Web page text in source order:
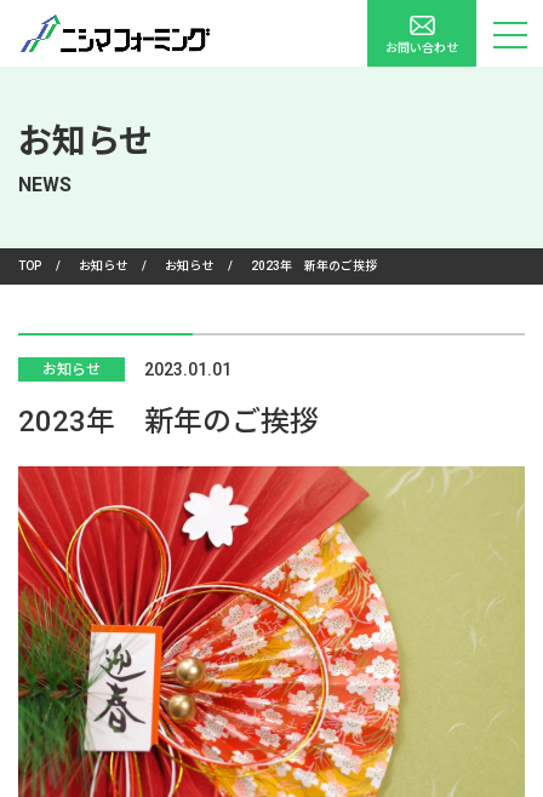
お問い合わせ
お知らせ
NEWS
TOP / お知らせ / お知らせ / 2023年 新年のご挨拶
お知らせ 2023.01.01
2023年 新年のご挨拶